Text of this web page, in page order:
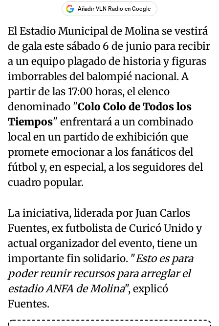
Añadir VLN Radio en Google
El Estadio Municipal de Molina se vestirá
de gala este sábado 6 de junio para recibir
a un equipo plagado de historia y figuras
imborrables del balompié nacional. A
partir de las 17:00 horas, el elenco
denominado "Colo Colo de Todos los
Tiempos" enfrentará a un combinado
local en un partido de exhibición que
promete emocionar a los fanáticos del
fútbol y, en especial, a los seguidores del
cuadro popular.
La iniciativa, liderada por Juan Carlos
Fuentes, ex futbolista de Curicó Unido y
actual organizador del evento, tiene un
importante fin solidario. "Esto es para
poder reunir recursos para arreglar el
estadio ANFA de Molina", explicó
Fuentes.